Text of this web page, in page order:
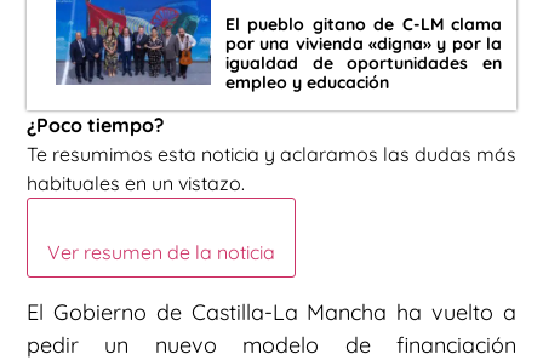
El pueblo gitano de C-LM clama
por una vivienda «digna» y por la
igualdad de oportunidades en
empleo y educación
¿Poco tiempo?
Te resumimos esta noticia y aclaramos las dudas más
habituales en un vistazo.
Ver resumen de la noticia
El Gobierno de Castilla-La Mancha ha vuelto a
pedir un nuevo modelo de financiación